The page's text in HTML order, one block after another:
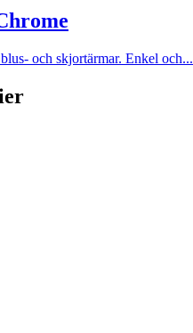
och skjortärmar. Enkel och...